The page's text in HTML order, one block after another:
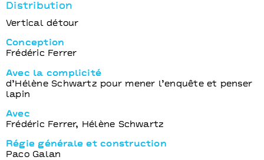
Distribution
Vertical détour
Conception
Frédéric Ferrer
Avec la complicité
d’Hélène Schwartz pour mener l’enquête et penser
lapin
Avec
Frédéric Ferrer, Hélène Schwartz
Régie générale et construction
Paco Galan